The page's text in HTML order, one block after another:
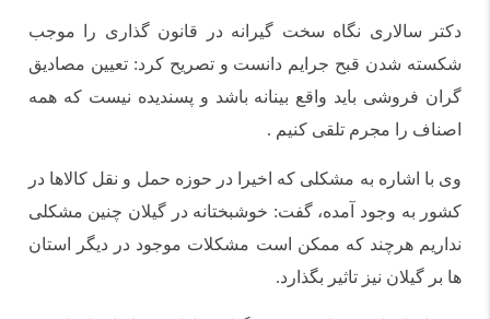
دکتر سالاری نگاه سخت گیرانه در قانون گذاری را موجب
شکسته شدن قبح جرایم دانست و تصریح کرد: تعیین مصادیق
گران فروشی باید واقع بینانه باشد و پسندیده نیست که همه
اصناف را مجرم تلقی کنیم .
وی با اشاره به مشکلی که اخیرا در حوزه حمل و نقل کالاها در
کشور به وجود آمده، گفت: خوشبختانه در گیلان چنین مشکلی
نداریم هرچند که ممکن است مشکلات موجود در دیگر استان
ها بر گیلان نیز تاثیر بگذارد.